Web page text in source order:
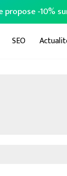
propose -10%
SEO